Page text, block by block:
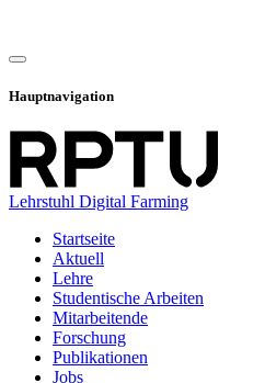
Hauptnavigation
Lehrstuhl Digital Farming
Startseite
Aktuell
Lehre
Studentische Arbeiten
Mitarbeitende
Forschung
Publikationen
Jobs